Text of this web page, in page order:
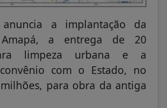
a implantação da
a entrega de 20
limpeza urbana e a
com o Estado, no
para obra da antiga